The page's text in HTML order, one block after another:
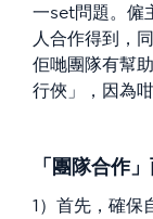
一set問題。僱
人合作得到，
佢哋團隊有幫
行俠」，因為
「團隊合作
1）首先，確保